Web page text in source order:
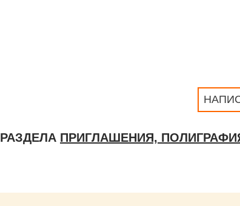
ПРИГЛАШЕНИЯ,